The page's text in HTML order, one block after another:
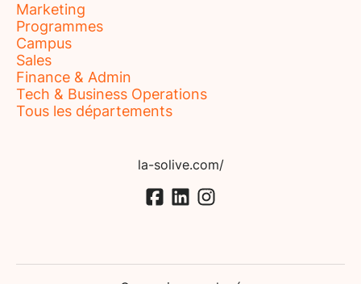
Marketing
Programmes
Campus
Sales
Finance & Admin
Tech & Business Operations
Tous les départements
la-solive.com/